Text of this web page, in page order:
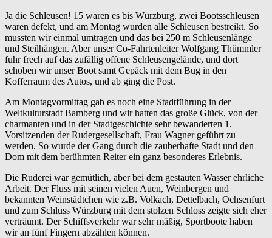
Ja die Schleusen! 15 waren es bis Würzburg, zwei Bootsschleusen
waren defekt, und am Montag wurden alle Schleusen bestreikt. So
mussten wir einmal umtragen und das bei 250 m Schleusenlänge
und Steilhängen. Aber unser Co-Fahrtenleiter Wolfgang Thümmler
fuhr frech auf das zufällig offene Schleusengelände, und dort
schoben wir unser Boot samt Gepäck mit dem Bug in den
Kofferraum des Autos, und ab ging die Post.
Am Montagvormittag gab es noch eine Stadtführung in der
Weltkulturstadt Bamberg und wir hatten das große Glück, von der
charmanten und in der Stadtgeschichte sehr bewanderten 1.
Vorsitzenden der Rudergesellschaft, Frau Wagner geführt zu
werden. So wurde der Gang durch die zauberhafte Stadt und den
Dom mit dem berühmten Reiter ein ganz besonderes Erlebnis.
Die Ruderei war gemütlich, aber bei dem gestauten Wasser ehrliche
Arbeit. Der Fluss mit seinen vielen Auen, Weinbergen und
bekannten Weinstädtchen wie z.B. Volkach, Dettelbach, Ochsenfurt
und zum Schluss Würzburg mit dem stolzen Schloss zeigte sich eher
verträumt. Der Schiffsverkehr war sehr mäßig, Sportboote haben
wir an fünf Fingern abzählen können.